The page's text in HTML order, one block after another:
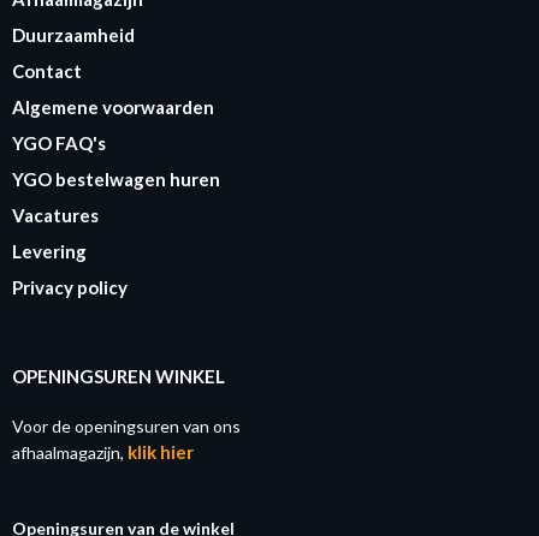
Duurzaamheid
Contact
Algemene voorwaarden
YGO FAQ's
YGO bestelwagen huren
Vacatures
Levering
Privacy policy
OPENINGSUREN WINKEL
Voor de openingsuren van ons
afhaalmagazijn, klik hier
Openingsuren van de winkel